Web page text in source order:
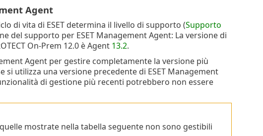
Agent
di vita di ESET determina il livello di supporto (Supporto
del supporto per ESET Management Agent: La versione di
On-Prem 12.0 è Agent 13.2.
Agent per gestire completamente la versione più
utilizza una versione precedente di ESET Management
di gestione più recenti potrebbero non essere
mostrate nella tabella seguente non sono gestibili